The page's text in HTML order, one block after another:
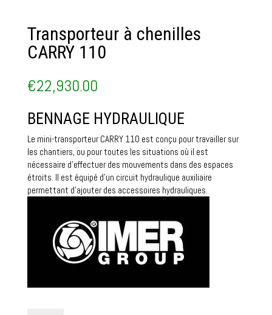
Transporteur à chenilles
CARRY 110
€22,930.00
BENNAGE HYDRAULIQUE
Le mini-transporteur CARRY 110 est conçu pour travailler sur
les chantiers, ou pour toutes les situations où il est
nécessaire d’effectuer des mouvements dans des espaces
étroits. Il est équipé d’un circuit hydraulique auxiliaire
permettant d’ajouter des accessoires hydrauliques.